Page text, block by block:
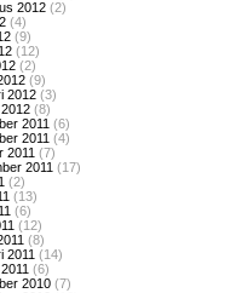
2012 (2)
(4)
(9)
(12)
(2)
(9)
2012 (3)
(8)
2011 (6)
2011 (4)
2011 (7)
2011 (17)
(2)
(13)
(6)
(12)
(8)
2011 (14)
(6)
2010 (7)